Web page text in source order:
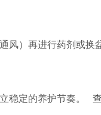
风）再进行药剂或换
稳定的养护节奏。